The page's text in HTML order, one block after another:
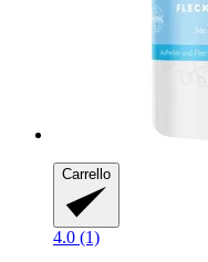
Carrello
4.0 (1)